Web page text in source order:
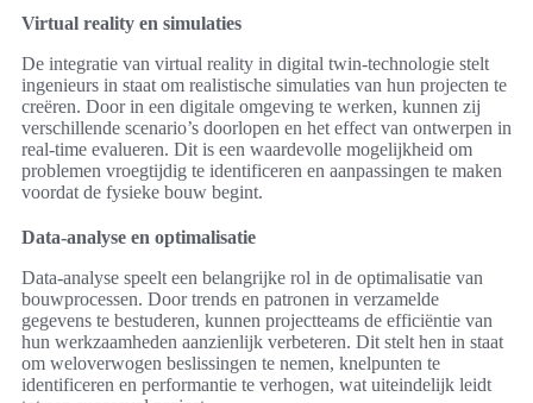
Virtual reality en simulaties
De integratie van virtual reality in digital twin-technologie stelt
ingenieurs in staat om realistische simulaties van hun projecten te
creëren. Door in een digitale omgeving te werken, kunnen zij
verschillende scenario’s doorlopen en het effect van ontwerpen in
real-time evalueren. Dit is een waardevolle mogelijkheid om
problemen vroegtijdig te identificeren en aanpassingen te maken
voordat de fysieke bouw begint.
Data-analyse en optimalisatie
Data-analyse speelt een belangrijke rol in de optimalisatie van
bouwprocessen. Door trends en patronen in verzamelde
gegevens te bestuderen, kunnen projectteams de efficiëntie van
hun werkzaamheden aanzienlijk verbeteren. Dit stelt hen in staat
om weloverwogen beslissingen te nemen, knelpunten te
identificeren en performantie te verhogen, wat uiteindelijk leidt